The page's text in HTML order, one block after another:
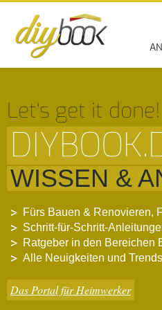
Let‘s get it done!
WISSEN &
Fürs Bauen & Renovieren,
Schritt-für-Schritt-
Ratgeber in den Bereichen
Alle Neuigkeiten und
Das Portal für Heimwerker